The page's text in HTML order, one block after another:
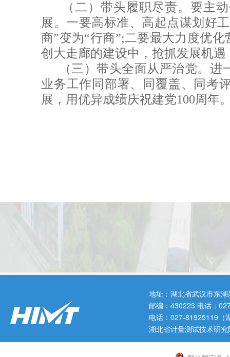
（二）带头履职尽责。要主
展。一要高标准、高起点谋划好
商”变为“行商”;二要最大力度优
创大走廊的建设中，抢抓发展机遇
（三）带头全面从严治党。
业务工作同部署、同覆盖、同考
展，用优异成绩庆祝建党100周年
地址：湖北省武汉市东
邮编：430223 电话：
电话：027-81925119（
湖北省计量测试技术研